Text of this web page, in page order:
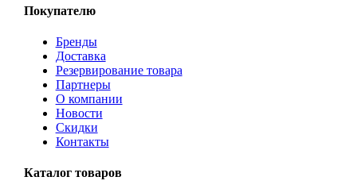
Покупателю
Бренды
Доставка
Резервирование товара
Партнеры
О компании
Новости
Скидки
Контакты
Каталог товаров